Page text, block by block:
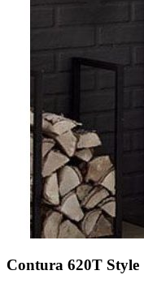
Contura 620T Style